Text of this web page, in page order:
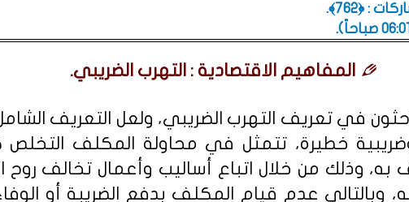
: ﴿762﴾.
.
المفاهيم الاقتصادية : التهرب الضريبي.
في تعريف التهرب الضريبي، ولعل التعريف
خطيرة، تتمثل في محاولة المكلف التخلص
به، وذلك من خلال اتباع أساليب وأعمال تخالف روح
وبالتالي عدم قيام المكلف بدفع الضريبة أو الوفاء